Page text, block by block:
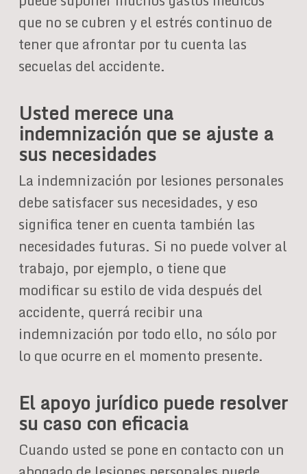
que no se cubren y el estrés continuo de
tener que afrontar por tu cuenta las
secuelas del accidente.
Usted merece una
indemnización que se ajuste a
sus necesidades
La indemnización por lesiones personales
debe satisfacer sus necesidades, y eso
significa tener en cuenta también las
necesidades futuras. Si no puede volver al
trabajo, por ejemplo, o tiene que
modificar su estilo de vida después del
accidente, querrá recibir una
indemnización por todo ello, no sólo por
lo que ocurre en el momento presente.
El apoyo jurídico puede resolver
su caso con eficacia
Cuando usted se pone en contacto con un